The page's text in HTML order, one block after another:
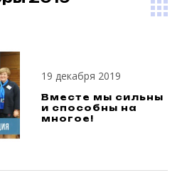
19 декабря 2019
Вместе мы сильны
и способны на
многое!